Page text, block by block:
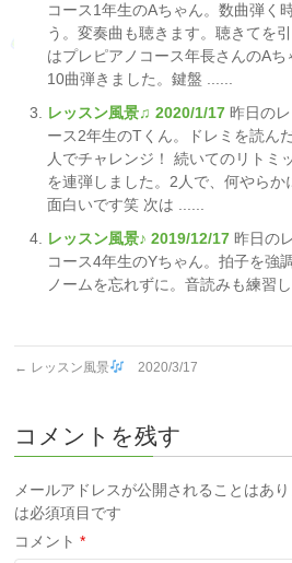
コース1年生のAちゃん。数曲弾く
う。変奏曲も聴きます。聴きてを
はプレピアノコース年長さんのA
10曲弾きました。鍵盤 ......
レッスン風景♫ 2020/1/17 昨日の
ース2年生のTくん。ドレミを読ん
人でチャレンジ！ 続いてのリトミ
を連弾しました。2人で、何やら
面白いです笑 次は ......
レッスン風景♪ 2019/12/17 昨日の
コース4年生のYちゃん。拍子を強
ノームを忘れずに。音読みも練習し
← レッスン風景 2020/3/17
コメントを残す
メールアドレスが公開されることはあり
は必須項目です
コメント*